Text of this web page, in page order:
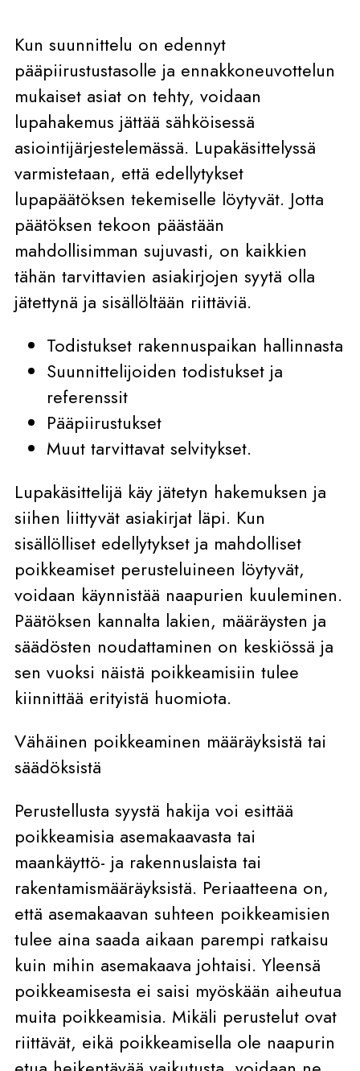
Kun suunnittelu on edennyt
pääpiirustustasolle ja ennakkoneuvottelun
mukaiset asiat on tehty, voidaan
lupahakemus jättää sähköisessä
asiointijärjestelemässä. Lupakäsittelyssä
varmistetaan, että edellytykset
lupapäätöksen tekemiselle löytyvät. Jotta
päätöksen tekoon päästään
mahdollisimman sujuvasti, on kaikkien
tähän tarvittavien asiakirjojen syytä olla
jätettynä ja sisällöltään riittäviä.
Todistukset rakennuspaikan hallinnasta
Suunnittelijoiden todistukset ja
referenssit
Pääpiirustukset
Muut tarvittavat selvitykset.
Lupakäsittelijä käy jätetyn hakemuksen ja
siihen liittyvät asiakirjat läpi. Kun
sisällölliset edellytykset ja mahdolliset
poikkeamiset perusteluineen löytyvät,
voidaan käynnistää naapurien kuuleminen.
Päätöksen kannalta lakien, määräysten ja
säädösten noudattaminen on keskiössä ja
sen vuoksi näistä poikkeamisiin tulee
kiinnittää erityistä huomiota.
Vähäinen poikkeaminen määräyksistä tai
säädöksistä
Perustellusta syystä hakija voi esittää
poikkeamisia asemakaavasta tai
maankäyttö- ja rakennuslaista tai
rakentamismääräyksistä. Periaatteena on,
että asemakaavan suhteen poikkeamisien
tulee aina saada aikaan parempi ratkaisu
kuin mihin asemakaava johtaisi. Yleensä
poikkeamisesta ei saisi myöskään aiheutua
muita poikkeamisia. Mikäli perustelut ovat
riittävät, eikä poikkeamisella ole naapurin